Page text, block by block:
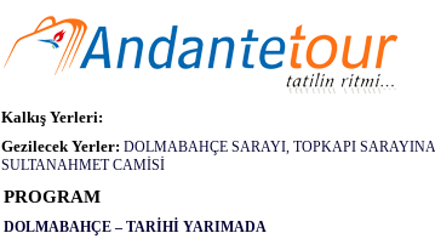
Kalkış Yerleri:
Gezilecek Yerler: DOLMABAHÇE SARAYI, TOPKAPI
SULTANAHMET CAMİSİ
PROGRAM
DOLMABAHÇE – TARİHİ YARIMADA